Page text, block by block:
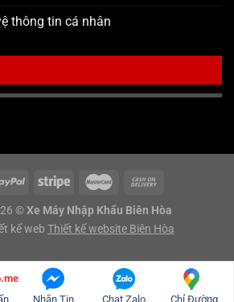
thông tin cá nhân
© Xe Máy Nhập Khẩu Biên Hòa
kế web Thiết kế website Biên Hòa
g/sjwsco848
Nhắn Tin Chat Zalo Chỉ Đường